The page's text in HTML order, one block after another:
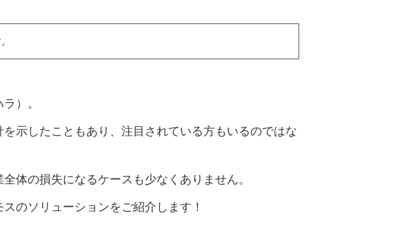
）。
示したこともあり、注目されている方もいるのではな
体の損失になるケースも少なくありません。
のソリューションをご紹介します！